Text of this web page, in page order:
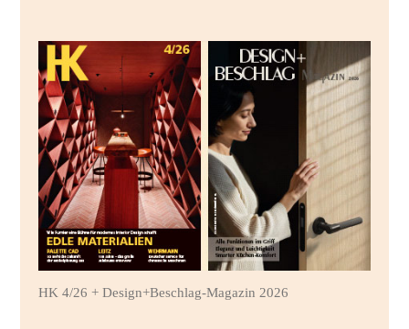
HK 4/26 + Design+Beschlag-Magazin 2026